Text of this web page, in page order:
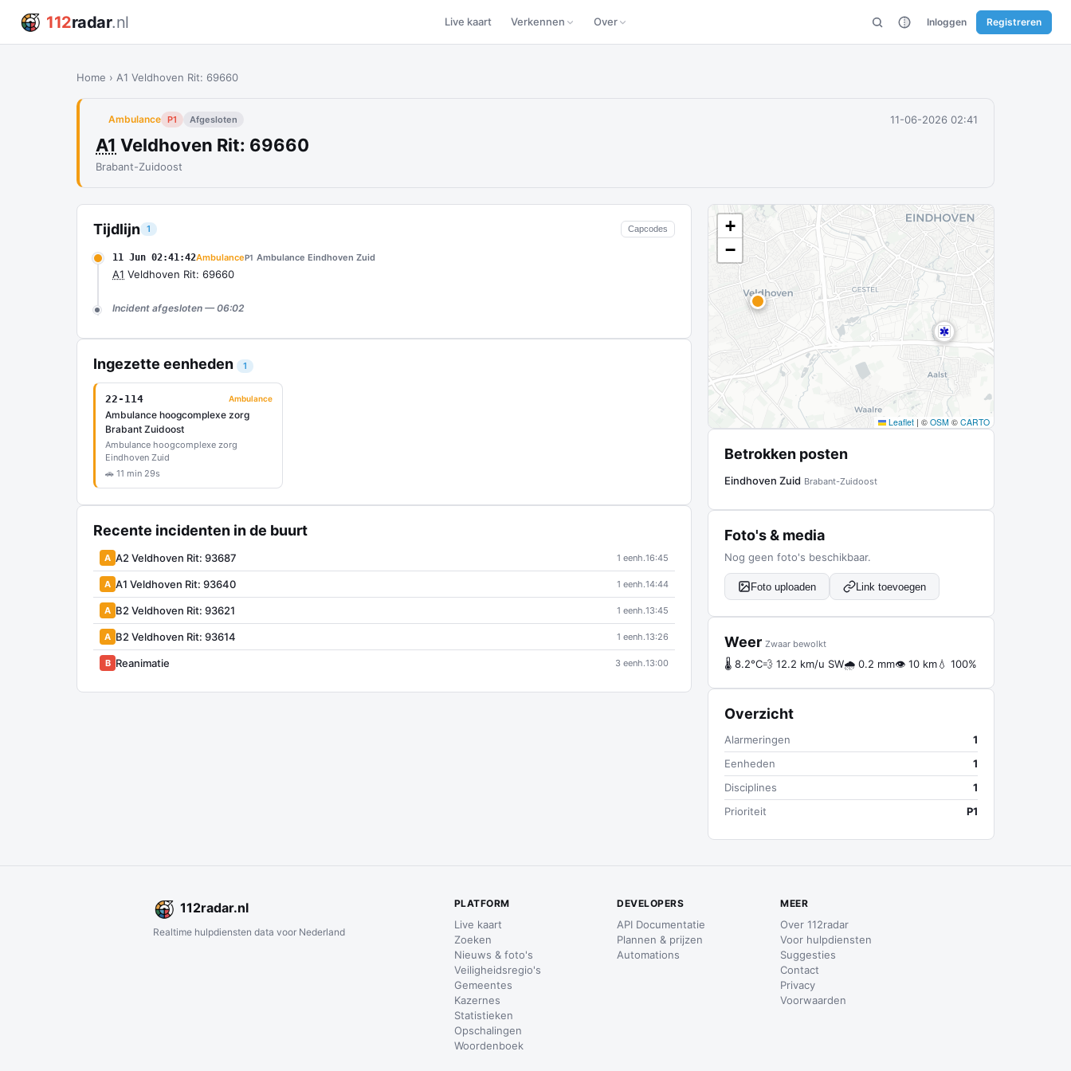
112radar.nl Live kaart Verkennen Over Inloggen Registreren
Home › A1 Veldhoven Rit: 69660
Ambulance P1 Afgesloten 11-06-2026 02:41
A1 Veldhoven Rit: 69660
Brabant-Zuidoost
Tijdlijn 1 Capcodes
11 Jun 02:41:42AmbulanceP1 Ambulance Eindhoven Zuid
A1 Veldhoven Rit: 69660
Incident afgesloten — 06:02
Ingezette eenheden 1
22-114 Ambulance
Ambulance hoogcomplexe zorg
Brabant Zuidoost
Ambulance hoogcomplexe zorg
Eindhoven Zuid
🚗 11 min 29s
Recente incidenten in de buurt
A A2 Veldhoven Rit: 93687 1 eenh.16:45
A A1 Veldhoven Rit: 93640 1 eenh.14:44
A B2 Veldhoven Rit: 93621 1 eenh.13:45
A B2 Veldhoven Rit: 93614 1 eenh.13:26
B Reanimatie 3 eenh.13:00
+
−
Leaflet | © OSM © CARTO
Betrokken posten
Eindhoven Zuid Brabant-Zuidoost
Foto's & media
Nog geen foto's beschikbaar.
Foto uploaden Link toevoegen
Weer Zwaar bewolkt
🌡 8.2°C💨 12.2 km/u SW🌧 0.2 mm👁 10 km💧 100%
Overzicht
Alarmeringen
1
Eenheden
1
Disciplines
1
Prioriteit
P1
112radar.nl
Realtime hulpdiensten data voor Nederland
PLATFORM
Live kaart
Zoeken
Nieuws & foto's
Veiligheidsregio's
Gemeentes
Kazernes
Statistieken
Opschalingen
Woordenboek
DEVELOPERS
API Documentatie
Plannen & prijzen
Automations
MEER
Over 112radar
Voor hulpdiensten
Suggesties
Contact
Privacy
Voorwaarden